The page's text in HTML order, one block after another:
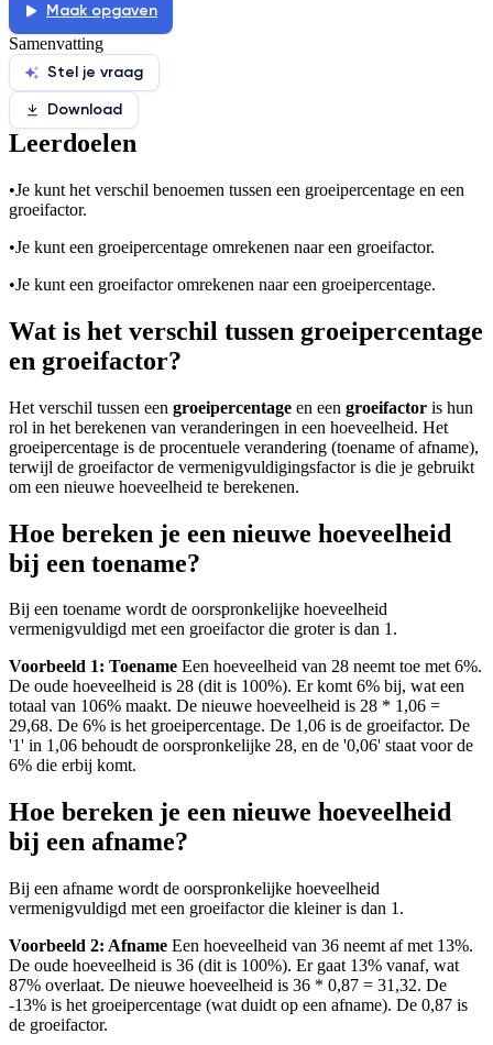
Maak opgaven
Samenvatting
Stel je vraag
Download
Leerdoelen
•Je kunt het verschil benoemen tussen een groeipercentage en een
groeifactor.
•Je kunt een groeipercentage omrekenen naar een groeifactor.
•Je kunt een groeifactor omrekenen naar een groeipercentage.
Wat is het verschil tussen groeipercentage
en groeifactor?
Het verschil tussen een groeipercentage en een groeifactor is hun
rol in het berekenen van veranderingen in een hoeveelheid. Het
groeipercentage is de procentuele verandering (toename of afname),
terwijl de groeifactor de vermenigvuldigingsfactor is die je gebruikt
om een nieuwe hoeveelheid te berekenen.
Hoe bereken je een nieuwe hoeveelheid
bij een toename?
Bij een toename wordt de oorspronkelijke hoeveelheid
vermenigvuldigd met een groeifactor die groter is dan 1.
Voorbeeld 1: Toename Een hoeveelheid van 28 neemt toe met 6%.
De oude hoeveelheid is 28 (dit is 100%). Er komt 6% bij, wat een
totaal van 106% maakt. De nieuwe hoeveelheid is 28 * 1,06 =
29,68. De 6% is het groeipercentage. De 1,06 is de groeifactor. De
'1' in 1,06 behoudt de oorspronkelijke 28, en de '0,06' staat voor de
6% die erbij komt.
Hoe bereken je een nieuwe hoeveelheid
bij een afname?
Bij een afname wordt de oorspronkelijke hoeveelheid
vermenigvuldigd met een groeifactor die kleiner is dan 1.
Voorbeeld 2: Afname Een hoeveelheid van 36 neemt af met 13%.
De oude hoeveelheid is 36 (dit is 100%). Er gaat 13% vanaf, wat
87% overlaat. De nieuwe hoeveelheid is 36 * 0,87 = 31,32. De
-13% is het groeipercentage (wat duidt op een afname). De 0,87 is
de groeifactor.